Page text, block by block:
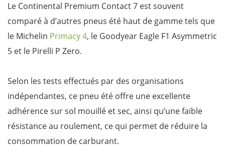
Le Continental Premium Contact 7 est souvent
comparé à d’autres pneus été haut de gamme tels que
le Michelin Primacy 4, le Goodyear Eagle F1 Asymmetric
5 et le Pirelli P Zero.
Selon les tests effectués par des organisations
indépendantes, ce pneu été offre une excellente
adhérence sur sol mouillé et sec, ainsi qu’une faible
résistance au roulement, ce qui permet de réduire la
consommation de carburant.